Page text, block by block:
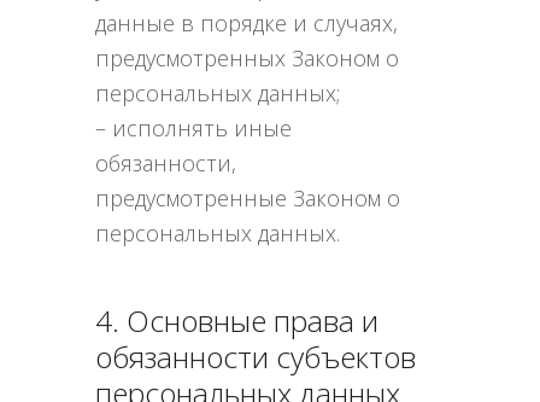
данные в порядке и случаях,
предусмотренных Законом о
персональных данных;
– исполнять иные
обязанности,
предусмотренные Законом о
персональных данных.
4. Основные права и
обязанности субъектов
персональных данных